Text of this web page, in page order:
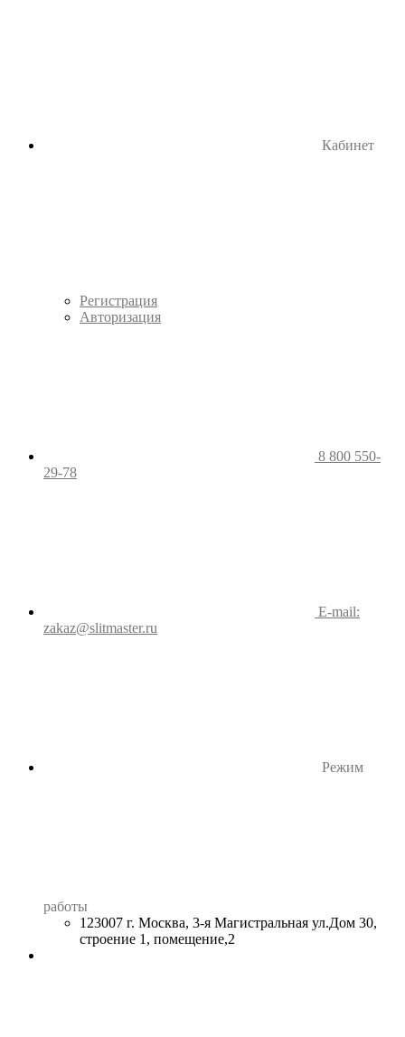
Кабинет
Регистрация
Авторизация
8 800 550-
29-78
E-mail:
zakaz@slitmaster.ru
Режим
работы
123007 г. Москва, 3-я Магистральная ул.Дом 30,
строение 1, помещение,2